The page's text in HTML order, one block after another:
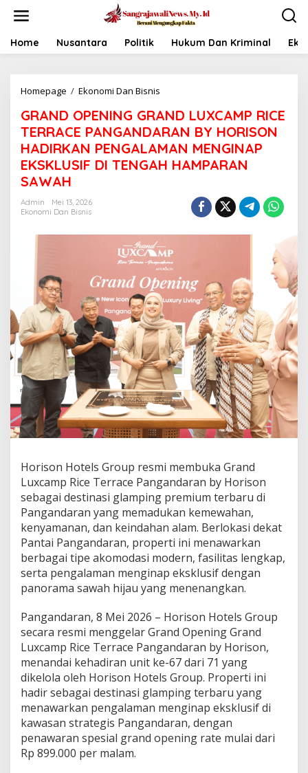
t
Home Nusantara Politik Hukum Dan Kriminal
Homepage / Ekonomi Dan Bisnis
A
N
D
O
P
R
A
D
L
U
X
A
M
P
R
I
C
E
T
R
R
A
C
E
P
N
G
A
N
D
A
R
A
N
B
Y
H
O
R
I
S
O
GRAND OPENING GRAND LUXCAMP RICE
TERRACE PANGANDARAN BY HORISON
HADIRKAN PENGALAMAN MENGINAP
EKSKLUSIF DI TENGAH HAMPARAN
SAWAH
Admin
Mei 13, 2026
Ekonomi Dan Bisnis
Horison Hotels Group resmi membuka Grand
Luxcamp Rice Terrace Pangandaran by Horison
sebagai destinasi glamping premium terbaru di
Pangandaran yang memadukan kemewahan,
kenyamanan, dan keindahan alam. Berlokasi dekat
Pantai Pangandaran, properti ini menawarkan
berbagai tipe akomodasi modern, fasilitas lengkap,
serta pengalaman menginap eksklusif dengan
panorama sawah hijau yang menenangkan.
Pangandaran, 8 Mei 2026 – Horison Hotels Group
secara resmi menggelar Grand Opening Grand
Luxcamp Rice Terrace Pangandaran by Horison,
menandai kehadiran unit ke-67 dari 71 yang
dikelola oleh Horison Hotels Group. Properti ini
hadir sebagai destinasi glamping terbaru yang
menawarkan pengalaman menginap eksklusif di
kawasan strategis Pangandaran, dengan
penawaran spesial grand opening rate mulai dari
Rp 899.000 per malam.